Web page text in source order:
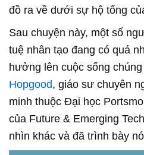
đồ ra về dưới sự hộ tống
Sau chuyện này, một số
tuệ nhân tạo đang có quá
hưởng lên cuộc sống
Hopgood, giáo sư chuyên
minh thuộc Đại học
của Future & Emerging
nhìn khác và đã trình bày